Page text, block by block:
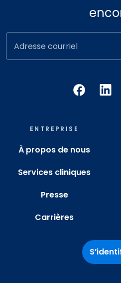
Adresse courriel
ENTREPRISE
À propos de nous
Services cliniques
Presse
Carrières